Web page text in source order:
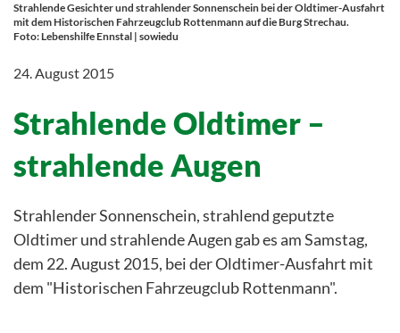
Strahlende Gesichter und strahlender Sonnenschein bei der Oldtimer-Ausfahrt
mit dem Historischen Fahrzeugclub Rottenmann auf die Burg Strechau.
Foto: Lebenshilfe Ennstal | sowiedu
24. August 2015
Strahlende Oldtimer –
strahlende Augen
Strahlender Sonnenschein, strahlend geputzte
Oldtimer und strahlende Augen gab es am Samstag,
dem 22. August 2015, bei der Oldtimer-Ausfahrt mit
dem "Historischen Fahrzeugclub Rottenmann".